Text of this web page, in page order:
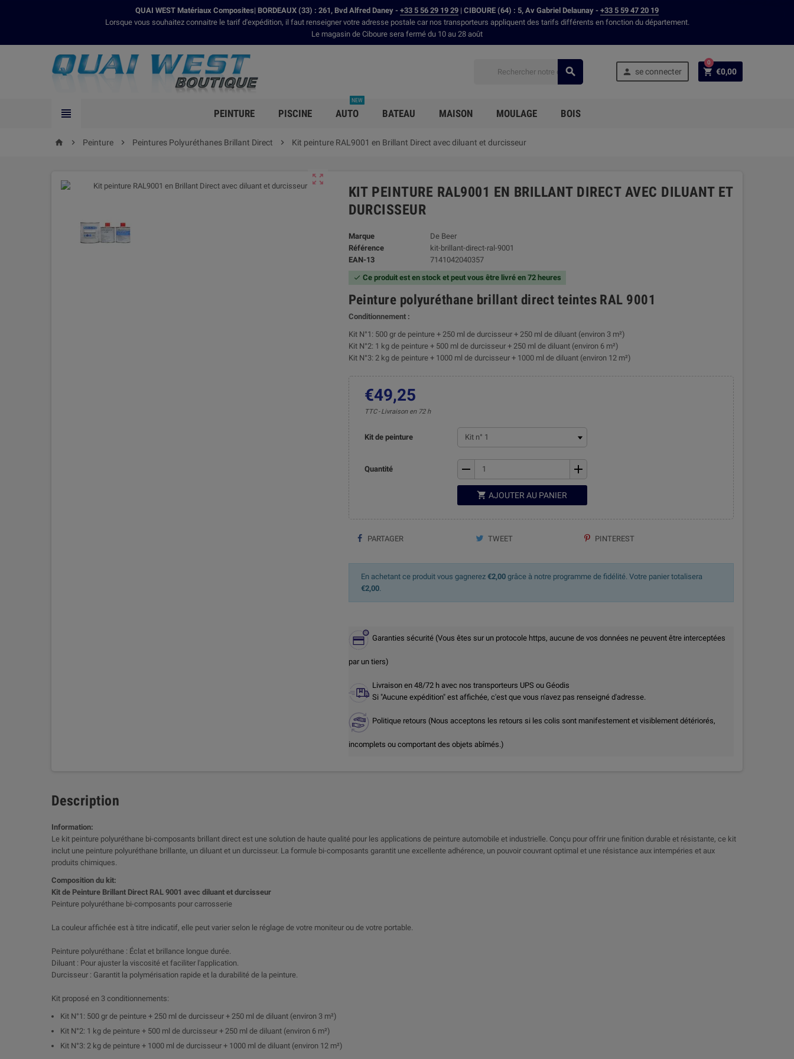
QUAI WEST Matériaux Composites| BORDEAUX (33) : 261, Bvd Alfred Daney - +33 5 56 29 19 29 | CIBOURE (64) : 5, Av Gabriel Delaunay - +33 5 59 47 20 19
Lorsque vous souhaitez connaitre le tarif d'expédition, il faut renseigner votre adresse postale car nos transporteurs appliquent des tarifs différents en fonction du département.
Le magasin de Ciboure sera fermé du 10 au 28 août
  se connecter  €0,00
0
 PEINTURE PISCINE AUTO
NEW
BATEAU MAISON MOULAGE BOIS
home  Peinture  Peintures Polyuréthanes Brillant Direct  Kit peinture RAL9001 en Brillant Direct avec diluant et durcisseur

KIT PEINTURE RAL9001 EN BRILLANT DIRECT AVEC DILUANT ET
DURCISSEUR
Marque
De Beer
Référence
kit-brillant-direct-ral-9001
EAN-13
7141042040357
 Ce produit est en stock et peut vous être livré en 72 heures
Peinture polyuréthane brillant direct teintes RAL 9001
Conditionnement :
Kit N°1: 500 gr de peinture + 250 ml de durcisseur + 250 ml de diluant (environ 3 m²)
Kit N°2: 1 kg de peinture + 500 ml de durcisseur + 250 ml de diluant (environ 6 m²)
Kit N°3: 2 kg de peinture + 1000 ml de durcisseur + 1000 ml de diluant (environ 12 m²)
€49,25
TTC Livraison en 72 h
Kit de peinture
Quantité remove add
 AJOUTER AU PANIER
PARTAGER TWEET PINTEREST
En achetant ce produit vous gagnerez €2,00grâce à notre programme de fidélité. Votre panier totalisera
€2,00.
Garanties sécurité (Vous êtes sur un protocole https, aucune de vos données ne peuvent être interceptées
par un tiers)
Livraison en 48/72 h avec nos transporteurs UPS ou Géodis
Si "Aucune expédition" est affichée, c'est que vous n'avez pas renseigné d'adresse.
Politique retours (Nous acceptons les retours si les colis sont manifestement et visiblement détériorés,
incomplets ou comportant des objets abîmés.)
Description
Information:
Le kit peinture polyuréthane bi-composants brillant direct est une solution de haute qualité pour les applications de peinture automobile et industrielle. Conçu pour offrir une finition durable et résistante, ce kit
inclut une peinture polyuréthane brillante, un diluant et un durcisseur. La formule bi-composants garantit une excellente adhérence, un pouvoir couvrant optimal et une résistance aux intempéries et aux
produits chimiques.
Composition du kit:
Kit de Peinture Brillant Direct RAL 9001 avec diluant et durcisseur
Peinture polyuréthane bi-composants pour carrosserie
La couleur affichée est à titre indicatif, elle peut varier selon le réglage de votre moniteur ou de votre portable.
Peinture polyuréthane : Éclat et brillance longue durée.
Diluant : Pour ajuster la viscosité et faciliter l'application.
Durcisseur : Garantit la polymérisation rapide et la durabilité de la peinture.
Kit proposé en 3 conditionnements:
Kit N°1: 500 gr de peinture + 250 ml de durcisseur + 250 ml de diluant (environ 3 m²)
Kit N°2: 1 kg de peinture + 500 ml de durcisseur + 250 ml de diluant (environ 6 m²)
Kit N°3: 2 kg de peinture + 1000 ml de durcisseur + 1000 ml de diluant (environ 12 m²)